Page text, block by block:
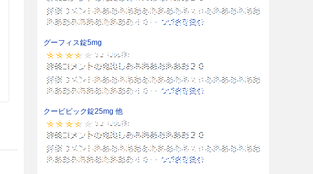
グーフィス錠5mg
クービビック錠25mg 他